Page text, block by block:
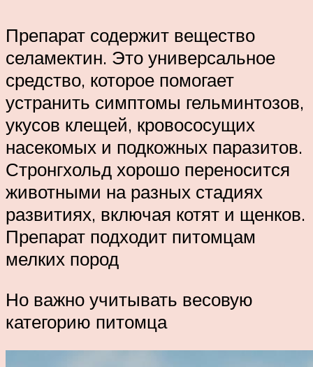
Препарат содержит вещество
селамектин. Это универсальное
средство, которое помогает
устранить симптомы гельминтозов,
укусов клещей, кровососущих
насекомых и подкожных паразитов.
Стронгхольд хорошо переносится
животными на разных стадиях
развитиях, включая котят и щенков.
Препарат подходит питомцам
мелких пород
Но важно учитывать весовую
категорию питомца